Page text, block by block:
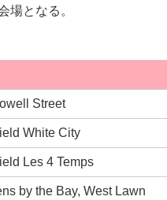
場となる。
Street
White City
Les 4 Temps
by the Bay, West Lawn